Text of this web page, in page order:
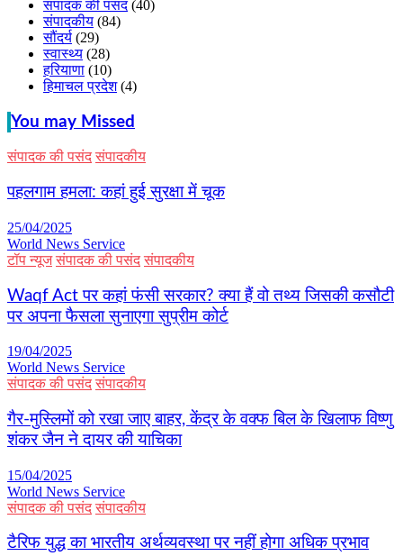
संपादक की पसंद(40)
संपादकीय (84)
सौंदर्य (29)
स्वास्थ्य (28)
हरियाणा (10)
हिमाचल प्रदेश(4)
You may Missed
संपादक की पसंद संपादकीय
पहलगाम हमला: कहां हुई सुरक्षा में चूक
25/04/2025
World News Service
टॉप न्यूज संपादक की पसंद संपादकीय
Waqf Act पर कहां फंसी सरकार? क्या हैं वो तथ्य जिसकी कसौटी
पर अपना फैसला सुनाएगा सुप्रीम कोर्ट
19/04/2025
World News Service
संपादक की पसंद संपादकीय
गैर-मुस्लिमों को रखा जाए बाहर, केंद्र के वक्फ बिल के खिलाफ विष्णु
शंकर जैन ने दायर की याचिका
15/04/2025
World News Service
संपादक की पसंद संपादकीय
टैरिफ युद्ध का भारतीय अर्थव्यवस्था पर नहीं होगा अधिक प्रभाव